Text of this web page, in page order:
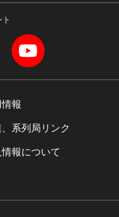
報
系列局リンク
報について